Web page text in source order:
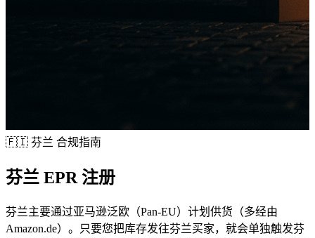
🇫🇮 芬兰 合规指南
芬兰 EPR 注册
芬兰主要通过亚马逊泛欧（Pan-EU）计划供货（多经由
Amazon.de）。只要您把库存发往芬兰买家，就会单独触发芬